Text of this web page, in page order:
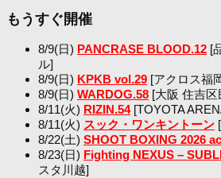
もうすぐ開催
8/9(日) PANCRASE BLOOD.12 [
ル]
8/9(日) KPKB vol.29 [アクロス福
8/9(日) WARDOG.58 [大阪 住吉
8/11(火) RIZIN.54[TOYOTA
8/11(火) スック・ワンキントーン
8/22(土) SHOOT BOXING 2026
8/23(日) Fighting NEXUS –
スタ川越]